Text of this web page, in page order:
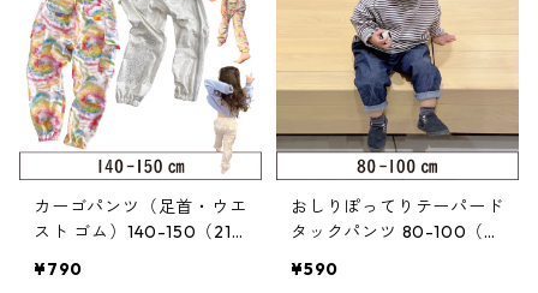
カーゴパンツ（足首・ウエ
スト ゴム）140-150（219
¥790
おしりぽってりテーパード
タックパンツ 80-100（2
¥590